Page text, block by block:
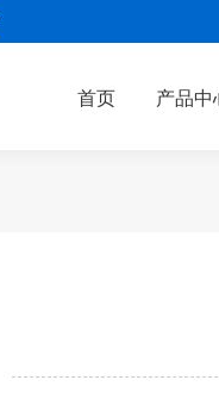
首页 产品中